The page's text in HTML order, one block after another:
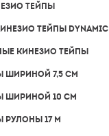
тейпы
тейпы Dynamic
кинезио тейпы
шириной 7,5 cм
шириной 10 см
рулоны 17 м